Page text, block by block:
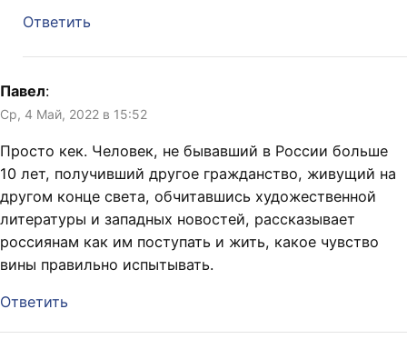
Ответить
Павел:
Ср, 4 Май, 2022 в 15:52
Просто кек. Человек, не бывавший в России больше
10 лет, получивший другое гражданство, живущий на
другом конце света, обчитавшись художественной
литературы и западных новостей, рассказывает
россиянам как им поступать и жить, какое чувство
вины правильно испытывать.
Ответить